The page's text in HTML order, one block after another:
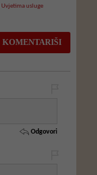
Uvjetima usluge
Odgovori